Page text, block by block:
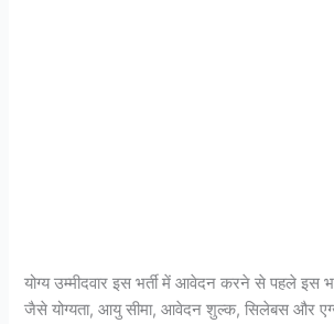
योग्य उम्मीदवार इस भर्ती में आवेदन करने से पहले इस
जैसे योग्यता, आयु सीमा, आवेदन शुल्क, सिलेबस और